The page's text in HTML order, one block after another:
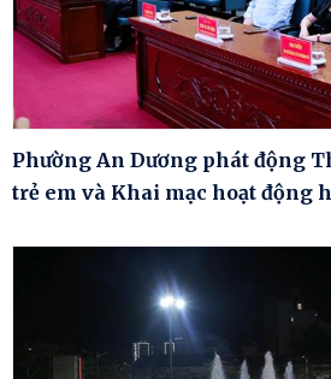
Phường An Dương phát động
trẻ em và Khai mạc hoạt động